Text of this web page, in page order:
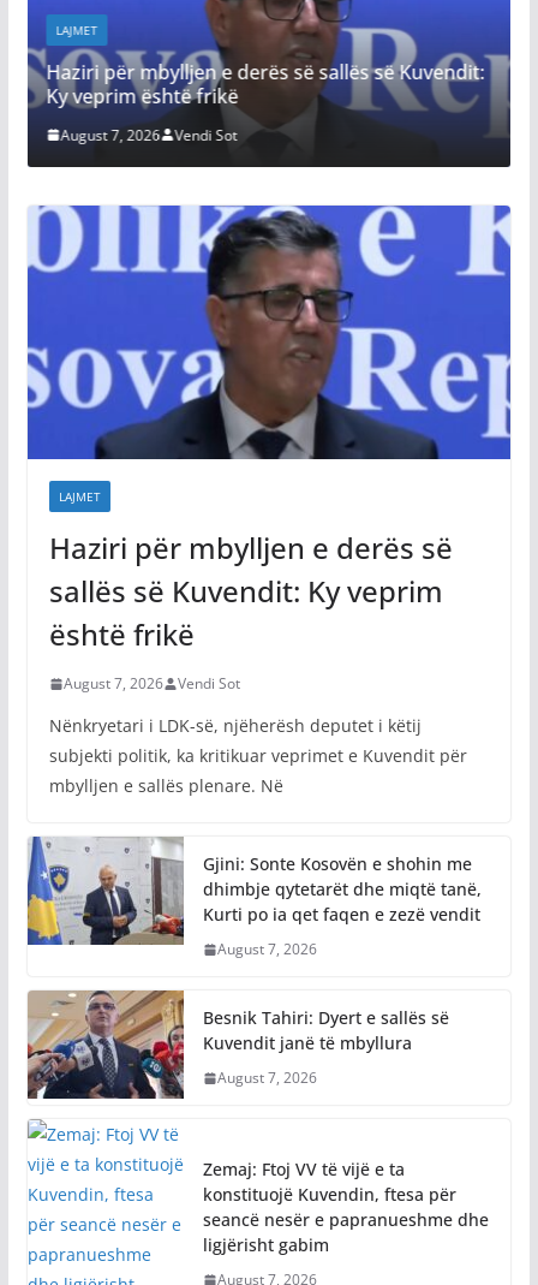
LAJMET
Haziri për mbylljen e derës së sallës së Kuvendit:
Ky veprim është frikë
August 7, 2026 Vendi Sot
LAJMET
Haziri për mbylljen e derës së
sallës së Kuvendit: Ky veprim
është frikë
August 7, 2026 Vendi Sot
Nënkryetari i LDK-së, njëherësh deputet i këtij
subjekti politik, ka kritikuar veprimet e Kuvendit për
mbylljen e sallës plenare. Në
Gjini: Sonte Kosovën e shohin me
dhimbje qytetarët dhe miqtë tanë,
Kurti po ia qet faqen e zezë vendit
August 7, 2026
Besnik Tahiri: Dyert e sallës së
Kuvendit janë të mbyllura
August 7, 2026
Zemaj: Ftoj VV të vijë e ta
konstituojë Kuvendin, ftesa për
seancë nesër e papranueshme dhe
ligjërisht gabim
August 7, 2026